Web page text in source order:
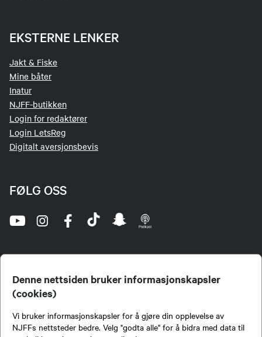
Denne nettsiden bruker informasjonskapsler
(cookies)
Vi bruker informasjonskapsler for å gjøre din opplevelse av
NJFFs nettsteder bedre. Velg "godta alle" for å bidra med data til
EKSTERNE LENKER
Jakt & Fiske
Mine båter
Inatur
NJFF-butikken
Login for redaktører
Login LetsReg
Digitalt aversjonsbevis
FØLG OSS
jegere og sportsfiskere og et av de viktigste miljøene for formidling av kunnskap om jakt og
fiske i Norge. Vi er en partipolitisk nøytral organisasjon, men har et sterkt jakt-, fiske-, og
naturpolitisk engasjement i mange saker.